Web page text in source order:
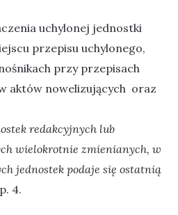
uchylonej jednostki
przepisu uchylonego,
przy przepisach
aktów nowelizujących oraz
redakcyjnych lub
wielokrotnie zmienianych, w
jednostek podaje się ostatnią
4.